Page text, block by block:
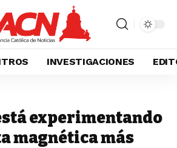
INVESTIGACIONES
experimentando
magnética más